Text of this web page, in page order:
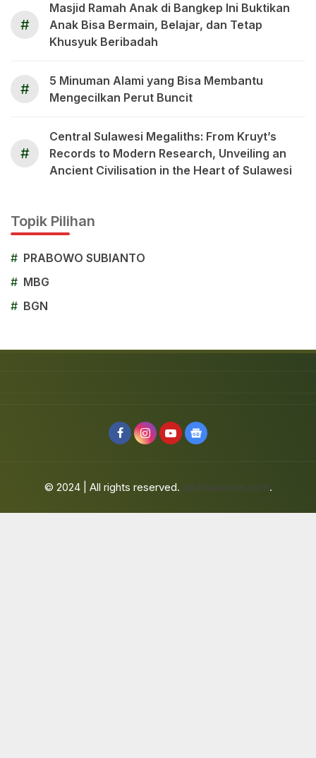
#
Masjid Ramah Anak di Bangkep Ini Buktikan
Anak Bisa Bermain, Belajar, dan Tetap
Khusyuk Beribadah
#
5 Minuman Alami yang Bisa Membantu
Mengecilkan Perut Buncit
#
Central Sulawesi Megaliths: From Kruyt’s
Records to Modern Research, Unveiling an
Ancient Civilisation in the Heart of Sulawesi
Topik Pilihan
# PRABOWO SUBIANTO
# MBG
# BGN
© 2024 | All rights reserved. jafarbuaisme.com.